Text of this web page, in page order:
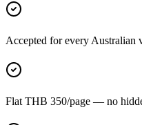
Accepted for every Australian
Flat THB 350/page — no